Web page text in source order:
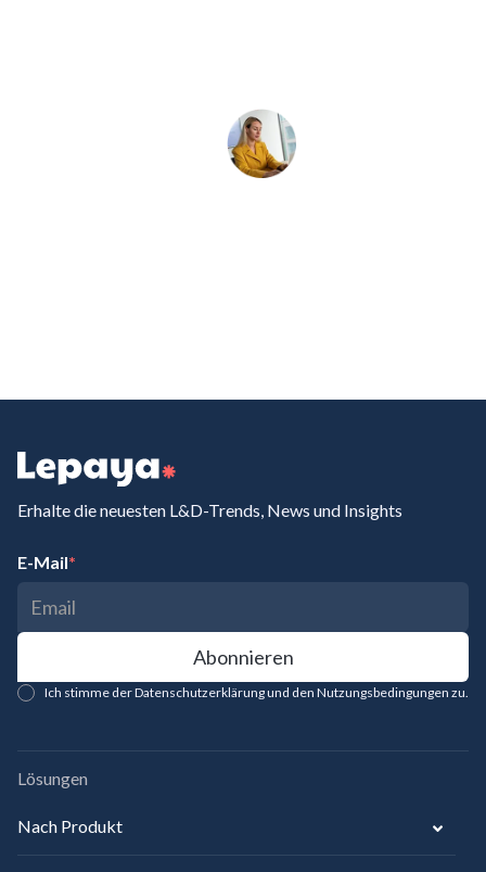
Erhalte die neuesten L&D-Trends, News und Insights
E-Mail*
Ich stimme der Datenschutzerklärung und den Nutzungsbedingungen zu.
Lösungen
Nach Produkt